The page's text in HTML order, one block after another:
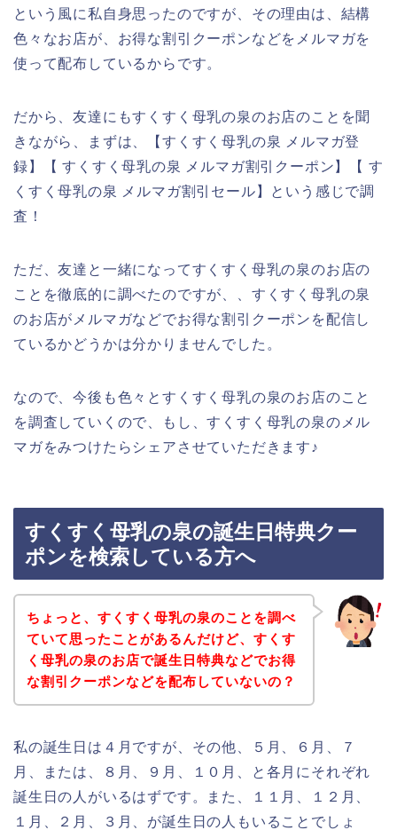
という風に私自身思ったのですが、その理由は、結構
色々なお店が、お得な割引クーポンなどをメルマガを
使って配布しているからです。
だから、友達にもすくすく母乳の泉のお店のことを聞
きながら、まずは、【すくすく母乳の泉 メルマガ登
録】【 すくすく母乳の泉 メルマガ割引クーポン】【 す
くすく母乳の泉 メルマガ割引セール】という感じで調
査！
ただ、友達と一緒になってすくすく母乳の泉のお店の
ことを徹底的に調べたのですが、、すくすく母乳の泉
のお店がメルマガなどでお得な割引クーポンを配信し
ているかどうかは分かりませんでした。
なので、今後も色々とすくすく母乳の泉のお店のこと
を調査していくので、もし、すくすく母乳の泉のメル
マガをみつけたらシェアさせていただきます♪
すくすく母乳の泉の誕生日特典クー
ポンを検索している方へ
ちょっと、すくすく母乳の泉のことを調べ
ていて思ったことがあるんだけど、すくす
く母乳の泉のお店で誕生日特典などでお得
な割引クーポンなどを配布していないの？
私の誕生日は４月ですが、その他、５月、６月、７
月、または、８月、９月、１０月、と各月にそれぞれ
誕生日の人がいるはずです。また、１１月、１２月、
１月、２月、３月、が誕生日の人もいることでしょ